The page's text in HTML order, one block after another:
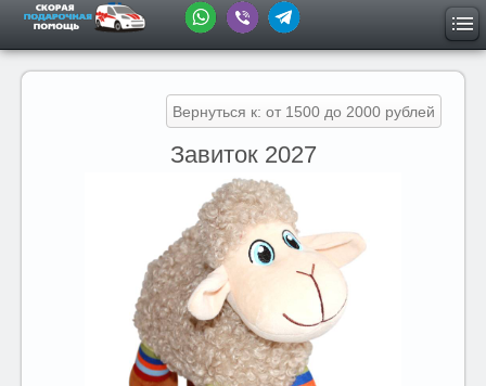
Вернуться к: от 1500 до 2000 рублей
Завиток 2027